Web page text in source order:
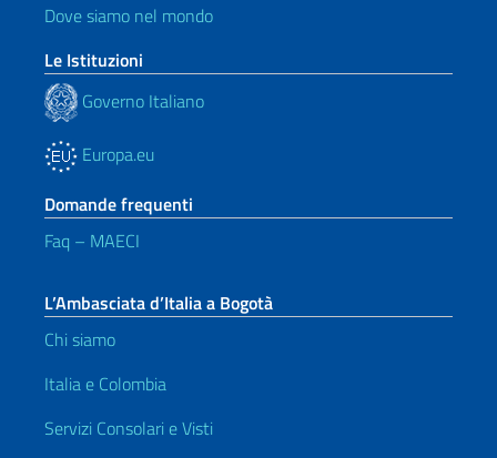
Dove siamo nel mondo
Le Istituzioni
Governo Italiano
Europa.eu
Domande frequenti
Faq – MAECI
L’Ambasciata d’Italia a Bogotà
Chi siamo
Italia e Colombia
Servizi Consolari e Visti